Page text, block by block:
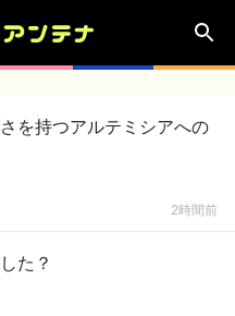
を持つアルテミシアへの
2時間前
た？